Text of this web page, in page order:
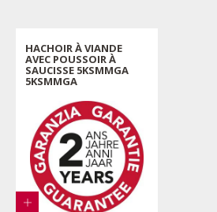
HACHOIR À VIANDE
AVEC POUSSOIR À
SAUCISSE 5KSMMGA
5KSMMGA